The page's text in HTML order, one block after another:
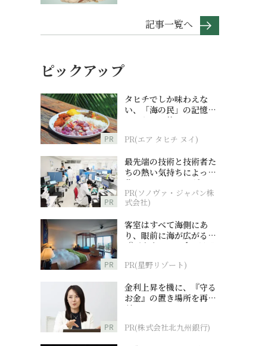
記事一覧へ
ピックアップ
PR
タヒチでしか味わえな
い、「海の民」の記憶へ
とつながる旅
PR(エア タヒチ ヌイ)
PR
最先端の技術と技術者た
ちの熱い気持ちによって
作られているオーダーメ
イド補聴器
PR(ソノヴァ・ジャパン株
式会社)
PR
客室はすべて海側にあ
り、眼前に海が広がる
『西表島ホテル by 星野
PR(星野リゾート)
PR
金利上昇を機に、『守る
お金』の置き場所を再検
討
PR(株式会社北九州銀行)